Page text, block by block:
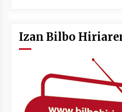
Izan Bilbo